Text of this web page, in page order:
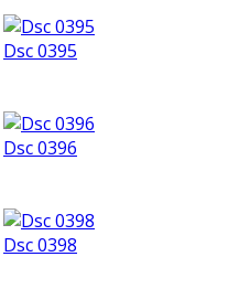
Dsc 0395
Dsc 0396
Dsc 0398